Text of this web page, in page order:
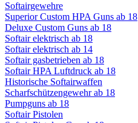
Softairgewehre
Superior Custom HPA Guns ab 18
Deluxe Custom Guns ab 18
Softair elektrisch ab 18
Softair elektrisch ab 14
Softair gasbetrieben ab 18
Softair HPA Luftdruck ab 18
Historische Softairwaffen
Scharfschützengewehr ab 18
Pumpguns ab 18
Softair Pistolen